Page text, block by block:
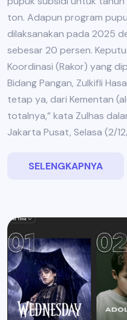
ton. Adapun program
dilaksanakan pada 2025
sebesar 20 persen.
Koordinasi (Rakor) yang
Bidang Pangan, Zulkifli
tetap ya, dari Kementan
totalnya,” kata Zulhas
Jakarta Pusat, Selasa (2/
SELENGKAPNYA